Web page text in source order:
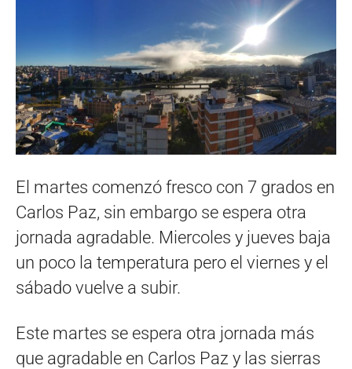
El martes comenzó fresco con 7 grados en
Carlos Paz, sin embargo se espera otra
jornada agradable. Miercoles y jueves baja
un poco la temperatura pero el viernes y el
sábado vuelve a subir.
Este martes se espera otra jornada más
que agradable en Carlos Paz y las sierras